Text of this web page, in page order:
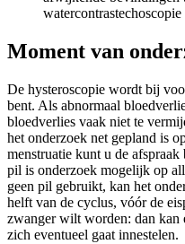
Moment van
De hysteroscopie wordt bij
bent. Als abnormaal
bloedverlies vaak niet te
het onderzoek net gepland is
menstruatie kunt u de
pil is onderzoek mogelijk op
geen pil gebruikt, kan het
helft van de cyclus, vóór de
zwanger wilt worden: dan kan
zich eventueel gaat innestelen.